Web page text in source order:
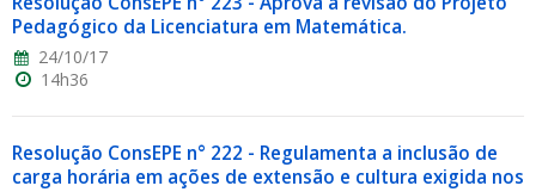
Pedagógico da Licenciatura em Matemática.
24/10/17
14h36
Resolução ConsEPE n° 222 - Regulamenta a inclusão de
carga horária em ações de extensão e cultura exigida nos